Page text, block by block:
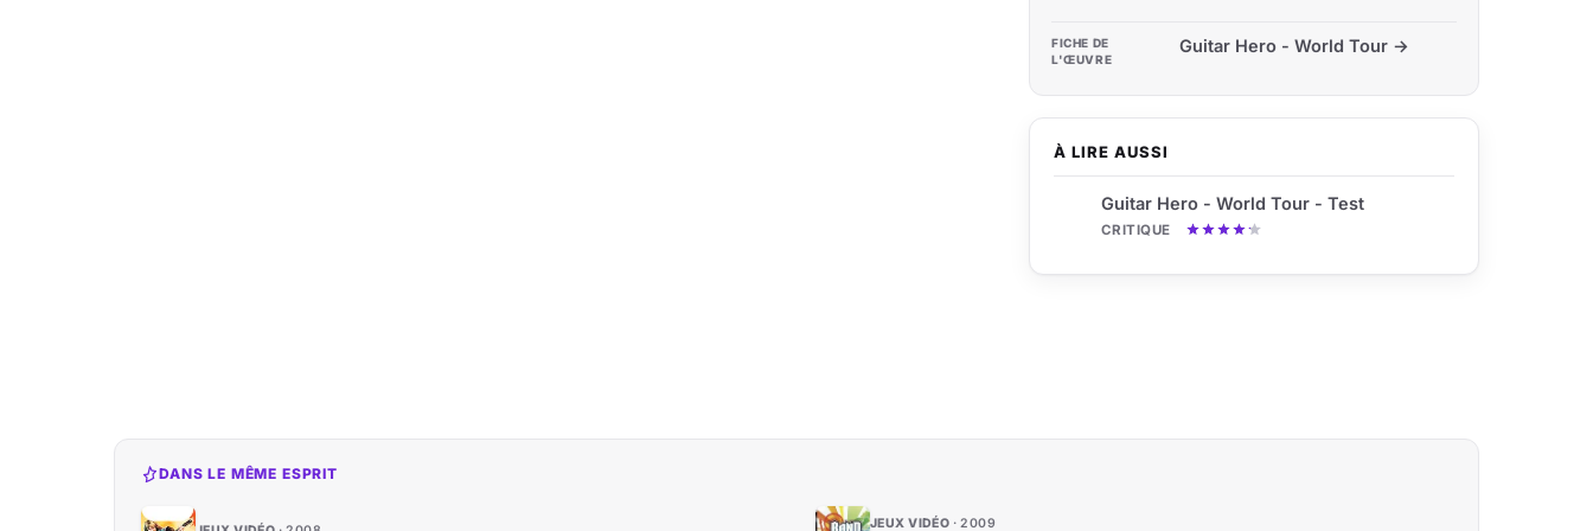
À LIRE AUSSI
Guitar Hero - World Tour - Test
CRITIQUE
FICHE DE
L'ŒUVRE
Guitar Hero - World Tour →
DANS LE MÊME ESPRIT
JEUX VIDÉO 2009